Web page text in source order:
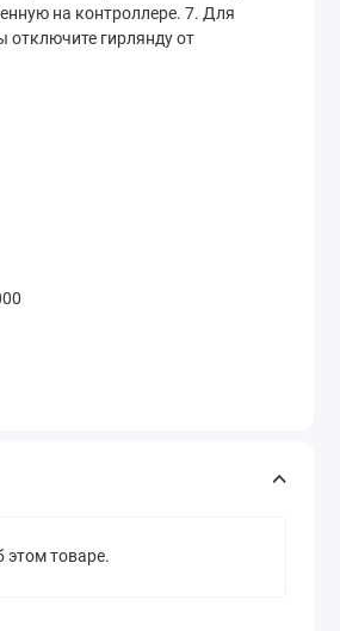
на контроллере. 7. Для
отключите гирлянду от
этом товаре.